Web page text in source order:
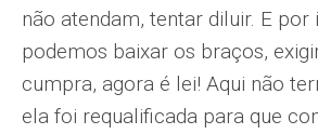
não atendam, tentar diluir. E por
podemos baixar os braços,
cumpra, agora é lei! Aqui não
ela foi requalificada para que